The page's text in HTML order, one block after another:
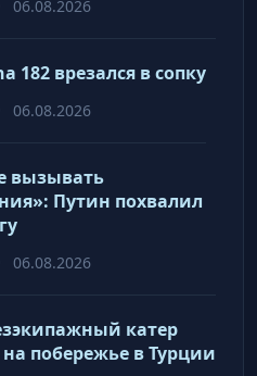
06.08.2026
182 врезался в сопку
06.08.2026
вызывать
Путин похвалил
06.08.2026
катер
побережье в Турции